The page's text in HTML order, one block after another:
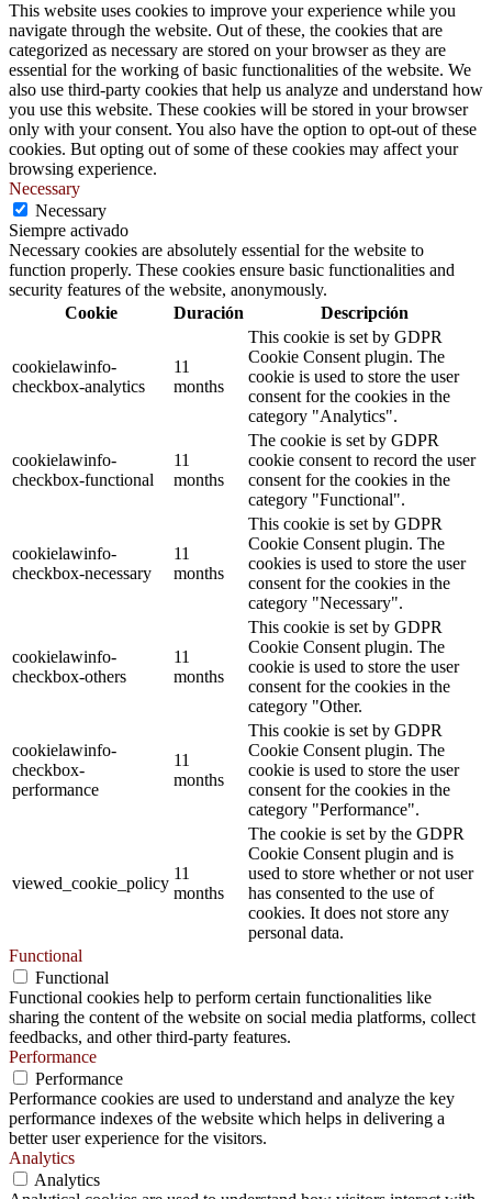
This website uses cookies to improve your experience while you
navigate through the website. Out of these, the cookies that are
categorized as necessary are stored on your browser as they are
essential for the working of basic functionalities of the website. We
also use third-party cookies that help us analyze and understand how
you use this website. These cookies will be stored in your browser
only with your consent. You also have the option to opt-out of these
cookies. But opting out of some of these cookies may affect your
browsing experience.
Necessary
Necessary
Siempre activado
Necessary cookies are absolutely essential for the website to
function properly. These cookies ensure basic functionalities and
security features of the website, anonymously.
Cookie
Duración Descripción
cookielawinfo-
checkbox-analytics
11
months
This cookie is set by GDPR
Cookie Consent plugin. The
cookie is used to store the user
consent for the cookies in the
category "Analytics".
cookielawinfo-
checkbox-functional
11
months
The cookie is set by GDPR
cookie consent to record the user
consent for the cookies in the
category "Functional".
cookielawinfo-
checkbox-necessary
11
months
This cookie is set by GDPR
Cookie Consent plugin. The
cookies is used to store the user
consent for the cookies in the
category "Necessary".
cookielawinfo-
checkbox-others
11
months
This cookie is set by GDPR
Cookie Consent plugin. The
cookie is used to store the user
consent for the cookies in the
category "Other.
cookielawinfo-
checkbox-
performance
11
months
This cookie is set by GDPR
Cookie Consent plugin. The
cookie is used to store the user
consent for the cookies in the
category "Performance".
viewed_cookie_policy
11
months
The cookie is set by the GDPR
Cookie Consent plugin and is
used to store whether or not user
has consented to the use of
cookies. It does not store any
personal data.
Functional
Functional
Functional cookies help to perform certain functionalities like
sharing the content of the website on social media platforms, collect
feedbacks, and other third-party features.
Performance
Performance
Performance cookies are used to understand and analyze the key
performance indexes of the website which helps in delivering a
better user experience for the visitors.
Analytics
Analytics